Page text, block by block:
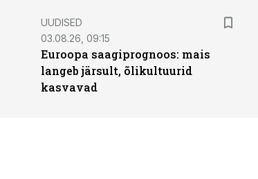
UUDISED
03.08.26, 09:15
Euroopa saagiprognoos: mais
langeb järsult, õlikultuurid
kasvavad